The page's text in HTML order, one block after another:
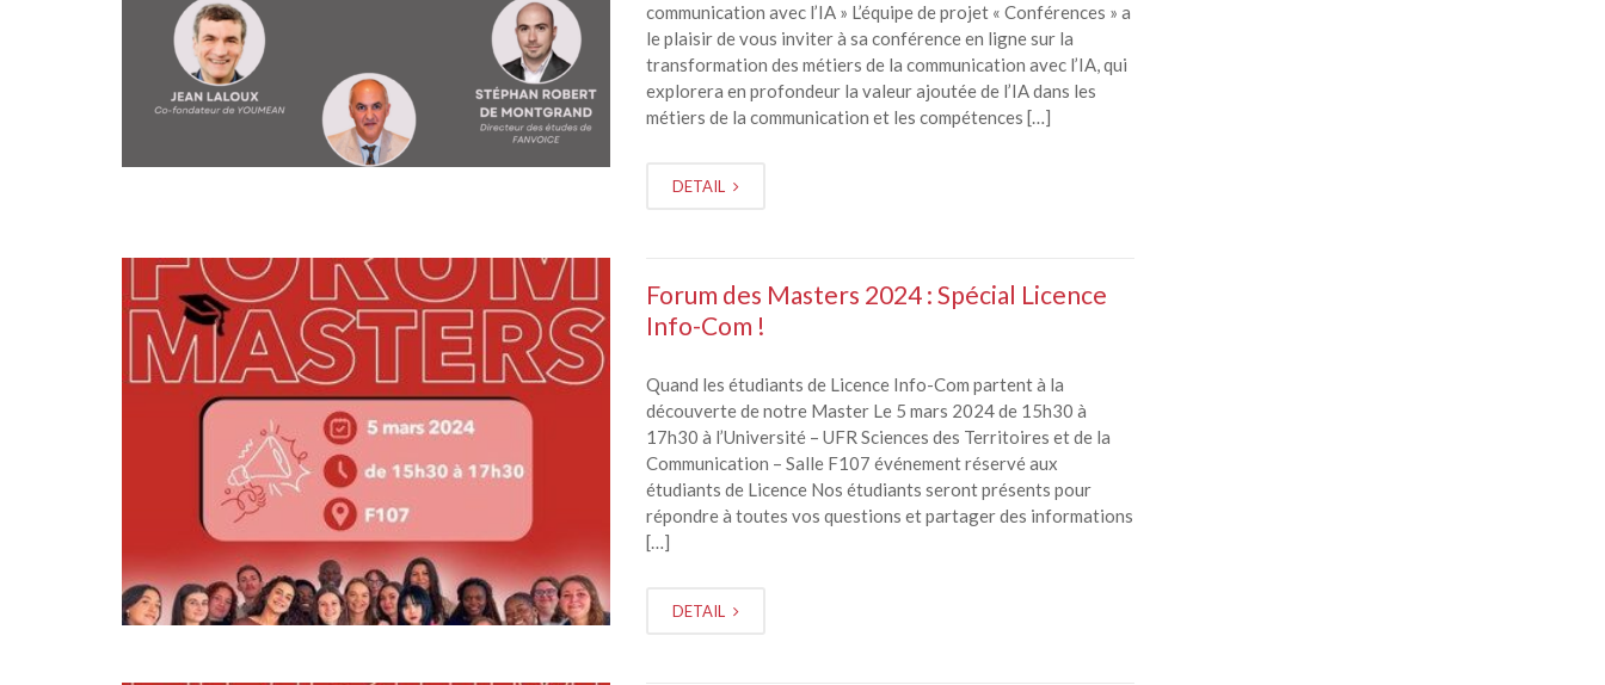
communication avec l’IA » L’équipe de projet « Conférences » a
le plaisir de vous inviter à sa conférence en ligne sur la
transformation des métiers de la communication avec l’IA, qui
explorera en profondeur la valeur ajoutée de l’IA dans les
métiers de la communication et les compétences […]
DETAIL
Forum des Masters 2024 : Spécial Licence
Info-Com !
Quand les étudiants de Licence Info-Com partent à la
découverte de notre Master Le 5 mars 2024 de 15h30 à
17h30 à l’Université – UFR Sciences des Territoires et de la
Communication – Salle F107 événement réservé aux
étudiants de Licence Nos étudiants seront présents pour
répondre à toutes vos questions et partager des informations
[…]
DETAIL